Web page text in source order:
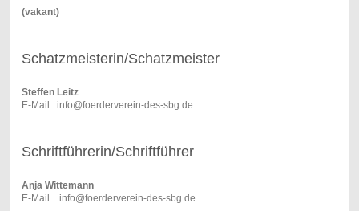
(vakant)
Schatzmeisterin/Schatzmeister
Steffen Leitz
E-Mail info@foerderverein-des-sbg.de
Schriftführerin/Schriftführer
Anja Wittemann
E-Mail info@foerderverein-des-sbg.de